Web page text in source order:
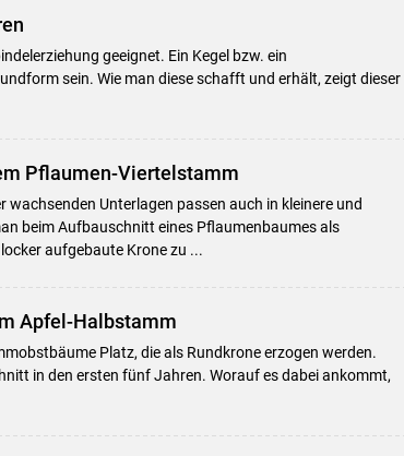
geeignet. Ein Kegel bzw. ein
sein. Wie man diese schafft und erhält, zeigt dieser
Pflaumen-Viertelstamm
Unterlagen passen auch in kleinere und
beim Aufbauschnitt eines Pflaumenbaumes als
aufgebaute Krone zu ...
Apfel-Halbstamm
Platz, die als Rundkrone erzogen werden.
in den ersten fünf Jahren. Worauf es dabei ankommt,